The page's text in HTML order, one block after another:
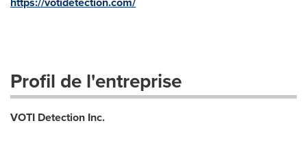
Profil de l'entreprise
VOTI Detection Inc.